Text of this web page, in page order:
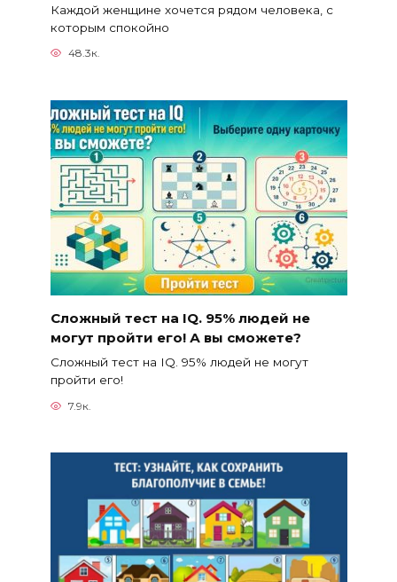
Каждой женщине хочется рядом человека, с
которым спокойно
48.3к.
Сложный тест на IQ. 95% людей не
могут пройти его! А вы сможете?
Сложный тест на IQ. 95% людей не могут
пройти его!
7.9к.